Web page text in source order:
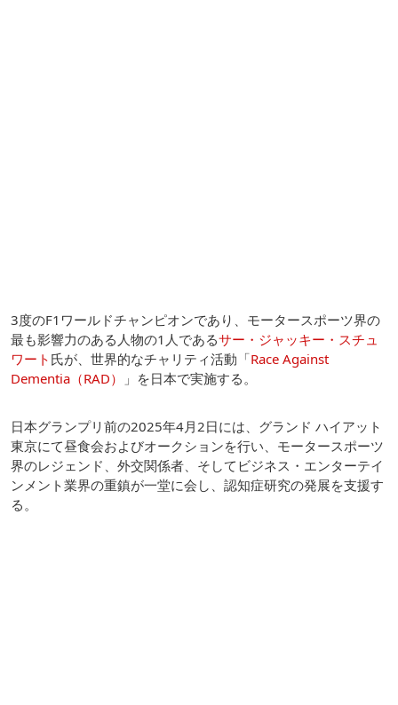
3度のF1ワールドチャンピオンであり、モータースポーツ界の
最も影響力のある人物の1人であるサー・ジャッキー・スチュ
ワート 氏が、世界的なチャリティ活動「Race Against
Dementia（RAD）
」を日本で実施する。
日本グランプリ前の2025年4月2日には、グランド ハイアット
東京にて昼食会およびオークションを行い、モータースポーツ
界のレジェンド、外交関係者、そしてビジネス・エンターテイ
ンメント業界の重鎮が一堂に会し、認知症研究の発展を支援す
る。